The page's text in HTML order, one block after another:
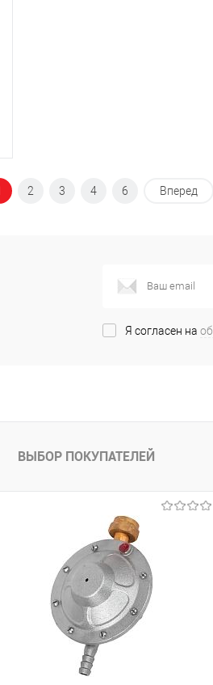
2 3 4 6 Вперед
Я согласен на
ВЫБОР ПОКУПАТЕЛЕЙ